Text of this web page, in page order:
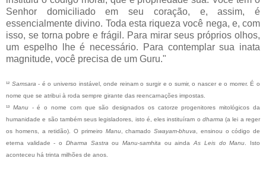
Senhor domiciliado em seu coração, e, assim, é
essencialmente divino. Toda esta riqueza você nega, e, com
isso, se torna pobre e frágil. Para mirar seus próprios olhos,
um espelho lhe é necessário. Para contemplar sua inata
magnitude, você precisa de um Guru."
¹² Samsara- é o universo instável, onde reinam o surgir e o sumir, o nascer e o morrer. É o
nome que se atribui à roda sempre girante das reencarnações impostas.
¹³ Manu - é o nome com que são designados os catorze progenitores mitológicos da
humanidade e são também seus legisladores, isto é, eles instituíram o dharma(a lei a reger
os homens, a retidão). O primeiro Manu, chamado Swayam-bhuva , ensinou o código de
eterna validade - o Dharma SastraouManu-samhita ou aindaAs Leis do Manu . Isto
aconteceu há trinta milhões de anos.